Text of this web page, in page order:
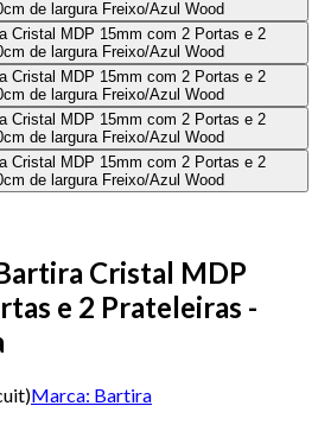
Cristal MDP
e 2 Prateleiras -
)Marca: Bartira